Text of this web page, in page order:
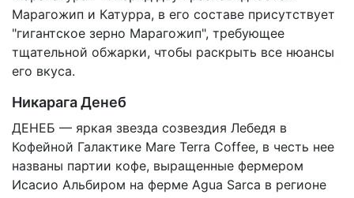
Марагожип и Катурра, в его составе присутствует
"гигантское зерно Марагожип", требующее
тщательной обжарки, чтобы раскрыть все нюансы
его вкуса.
Никарага Денеб
ДЕНЕБ — яркая звезда созвездия Лебедя в
Кофейной Галактике Mare Terra Coffee, в честь нее
названы партии кофе, выращенные фермером
Исасио Альбиром на ферме Agua Sarca в регионе